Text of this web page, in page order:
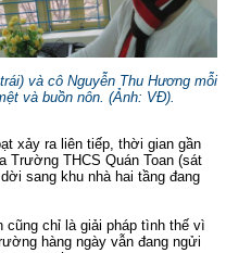
và cô Nguyễn Thu Hương mỗi
và buồn nôn. (Ảnh: VĐ).
xảy ra liên tiếp, thời gian gần
Trường THCS Quán Toan (sát
sang khu nhà hai tầng đang
cũng chỉ là giải pháp tình thế vì
hàng ngày vẫn đang ngửi